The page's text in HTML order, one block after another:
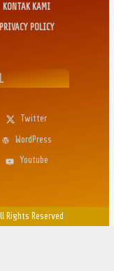
KONTAK KAMI
PRIVACY POLICY
Twitter
WordPress
Youtube
Rights Reserved